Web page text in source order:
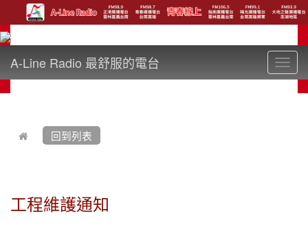
A-Line Radio 最舒服的電台
回到列表
工程維護通知